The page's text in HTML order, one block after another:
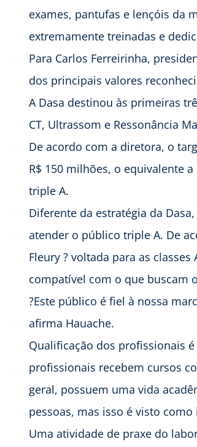
exames, pantufas e lençóis da
extremamente treinadas e
Para Carlos Ferreirinha,
dos principais valores
A Dasa destinou às primeiras
CT, Ultrassom e Ressonância
De acordo com a diretora, o
R$ 150 milhões, o equivalente
triple A.
Diferente da estratégia da
atender o público triple A. De
Fleury ? voltada para as
compatível com o que buscam
?Este público é fiel à nossa
afirma Hauache.
Qualificação dos profissionais
profissionais recebem cursos
geral, possuem uma vida
pessoas, mas isso é visto
Uma atividade de praxe do